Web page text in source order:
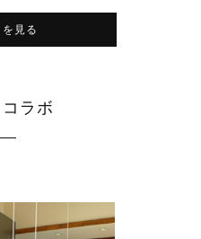
見る
ラボ